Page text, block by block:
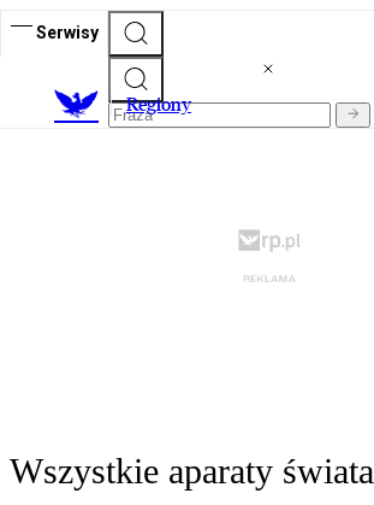
Serwisy
Regiony
Wszystkie aparaty świata